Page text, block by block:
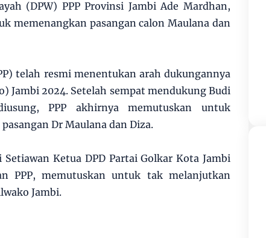
(DPW) PPP Provinsi Jambi Ade Mardhan,
memenangkan pasangan calon Maulana dan
telah resmi menentukan arah dukungannya
Jambi 2024. Setelah sempat mendukung Budi
PPP akhirnya memutuskan untuk
Dr Maulana dan Diza.
Ketua DPD Partai Golkar Kota Jambi
PPP, memutuskan untuk tak melanjutkan
Jambi.